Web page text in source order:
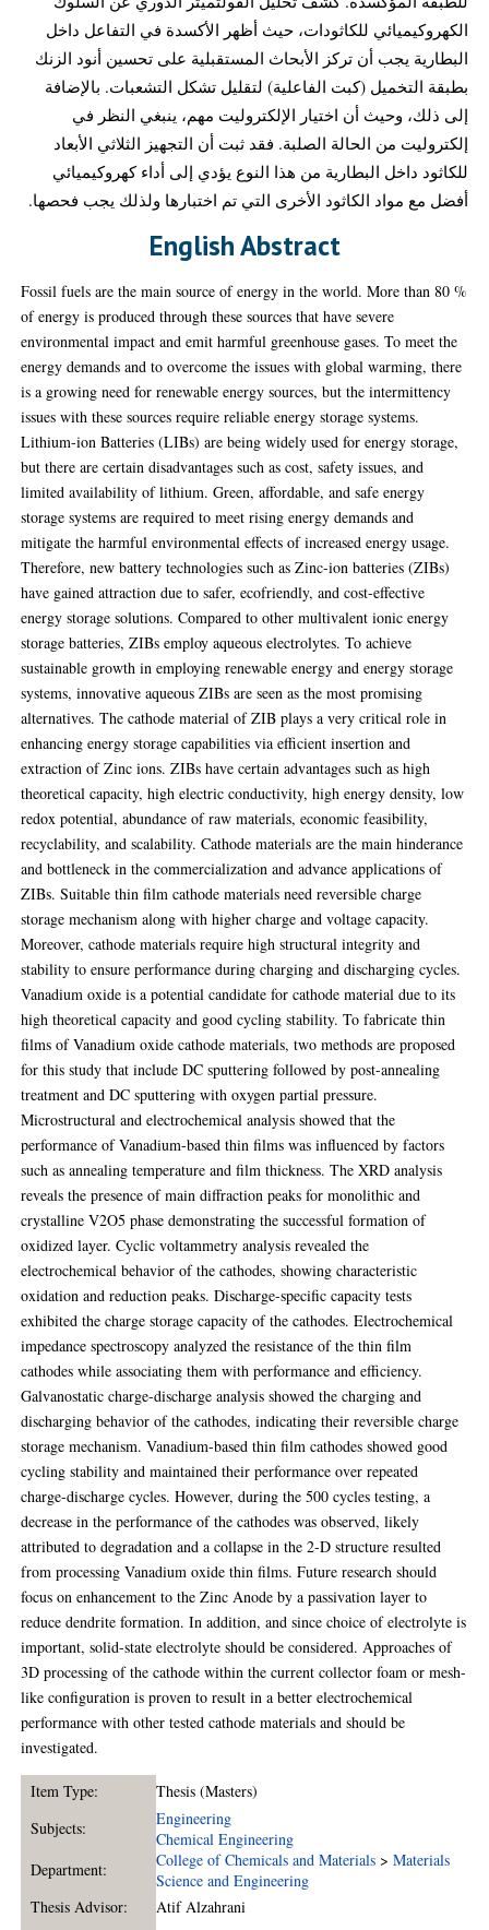
الكهروكيميائي للكاثودات، حيث أظهر الأكسدة في التفاعل داخل
البطارية يجب أن تركز الأبحاث المستقبلية على تحسين أنود الزنك
بطبقة التخميل (كبت الفاعلية) لتقليل تشكل التشعبات. بالإضافة
إلى ذلك، وحيث أن اختيار الإلكتروليت مهم، ينبغي النظر في
إلكتروليت من الحالة الصلبة. فقد ثبت أن التجهيز الثلاثي الأبعاد
للكاثود داخل البطارية من هذا النوع يؤدي إلى أداء كهروكيميائي
أفضل مع مواد الكاثود الأخرى التي تم اختبارها ولذلك يجب فحصها.
English Abstract
Fossil fuels are the main source of energy in the world. More than 80 %
of energy is produced through these sources that have severe
environmental impact and emit harmful greenhouse gases. To meet the
energy demands and to overcome the issues with global warming, there
is a growing need for renewable energy sources, but the intermittency
issues with these sources require reliable energy storage systems.
Lithium-ion Batteries (LIBs) are being widely used for energy storage,
but there are certain disadvantages such as cost, safety issues, and
limited availability of lithium. Green, affordable, and safe energy
storage systems are required to meet rising energy demands and
mitigate the harmful environmental effects of increased energy usage.
Therefore, new battery technologies such as Zinc-ion batteries (ZIBs)
have gained attraction due to safer, ecofriendly, and cost-effective
energy storage solutions. Compared to other multivalent ionic energy
storage batteries, ZIBs employ aqueous electrolytes. To achieve
sustainable growth in employing renewable energy and energy storage
systems, innovative aqueous ZIBs are seen as the most promising
alternatives. The cathode material of ZIB plays a very critical role in
enhancing energy storage capabilities via efficient insertion and
extraction of Zinc ions. ZIBs have certain advantages such as high
theoretical capacity, high electric conductivity, high energy density, low
redox potential, abundance of raw materials, economic feasibility,
recyclability, and scalability. Cathode materials are the main hinderance
and bottleneck in the commercialization and advance applications of
ZIBs. Suitable thin film cathode materials need reversible charge
storage mechanism along with higher charge and voltage capacity.
Moreover, cathode materials require high structural integrity and
stability to ensure performance during charging and discharging cycles.
Vanadium oxide is a potential candidate for cathode material due to its
high theoretical capacity and good cycling stability. To fabricate thin
films of Vanadium oxide cathode materials, two methods are proposed
for this study that include DC sputtering followed by post-annealing
treatment and DC sputtering with oxygen partial pressure.
Microstructural and electrochemical analysis showed that the
performance of Vanadium-based thin films was influenced by factors
such as annealing temperature and film thickness. The XRD analysis
reveals the presence of main diffraction peaks for monolithic and
crystalline V2O5 phase demonstrating the successful formation of
oxidized layer. Cyclic voltammetry analysis revealed the
electrochemical behavior of the cathodes, showing characteristic
oxidation and reduction peaks. Discharge-specific capacity tests
exhibited the charge storage capacity of the cathodes. Electrochemical
impedance spectroscopy analyzed the resistance of the thin film
cathodes while associating them with performance and efficiency.
Galvanostatic charge-discharge analysis showed the charging and
discharging behavior of the cathodes, indicating their reversible charge
storage mechanism. Vanadium-based thin film cathodes showed good
cycling stability and maintained their performance over repeated
charge-discharge cycles. However, during the 500 cycles testing, a
decrease in the performance of the cathodes was observed, likely
attributed to degradation and a collapse in the 2-D structure resulted
from processing Vanadium oxide thin films. Future research should
focus on enhancement to the Zinc Anode by a passivation layer to
reduce dendrite formation. In addition, and since choice of electrolyte is
important, solid-state electrolyte should be considered. Approaches of
3D processing of the cathode within the current collector foam or mesh-
like configuration is proven to result in a better electrochemical
performance with other tested cathode materials and should be
investigated.
Item Type:
Thesis (Masters)
Subjects:
Engineering
Chemical Engineering
Department:
College of Chemicals and Materials >Materials
Science and Engineering
Thesis Advisor:
Atif Alzahrani